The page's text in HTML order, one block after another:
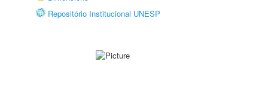
Repositório Institucional UNESP